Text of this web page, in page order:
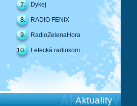
7. Dykej
8. RADIO FENIX
9. RadioZelenaHora
10. Letecká radiokom..
Aktuality